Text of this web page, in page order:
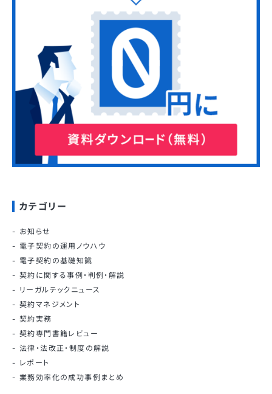
カテゴリー
お知らせ
電子契約の運用ノウハウ
電子契約の基礎知識
契約に関する事例・判例・解説
リーガルテックニュース
契約マネジメント
契約実務
契約専門書籍レビュー
法律・法改正・制度の解説
レポート
業務効率化の成功事例まとめ